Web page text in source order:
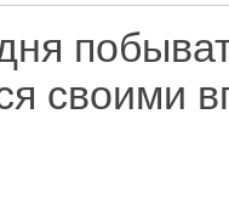
своими